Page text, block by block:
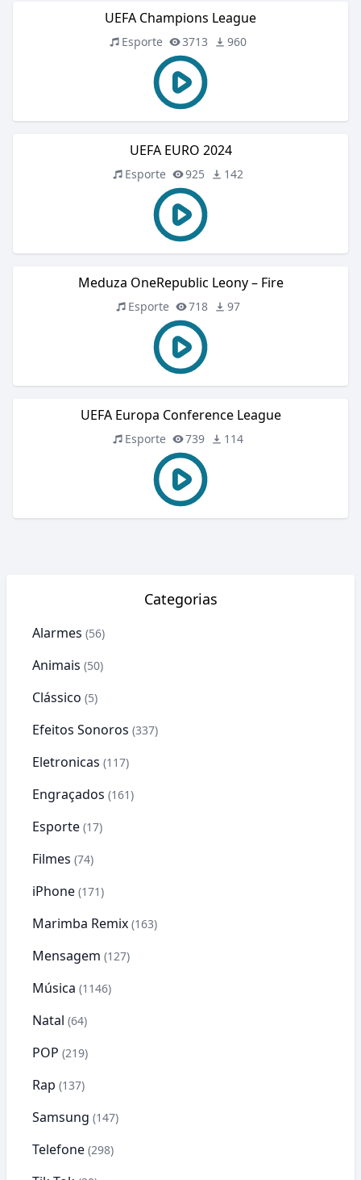
UEFA Champions League
Esporte 3713 960
UEFA EURO 2024
Esporte 925 142
Meduza OneRepublic Leony – Fire
Esporte 718 97
UEFA Europa Conference League
Esporte 739 114
Categorias
Alarmes (56)
Animais (50)
Clássico (5)
Efeitos Sonoros (337)
Eletronicas (117)
Engraçados (161)
Esporte (17)
Filmes (74)
iPhone (171)
Marimba Remix (163)
Mensagem (127)
Música (1146)
Natal (64)
POP (219)
Rap (137)
Samsung (147)
Telefone (298)